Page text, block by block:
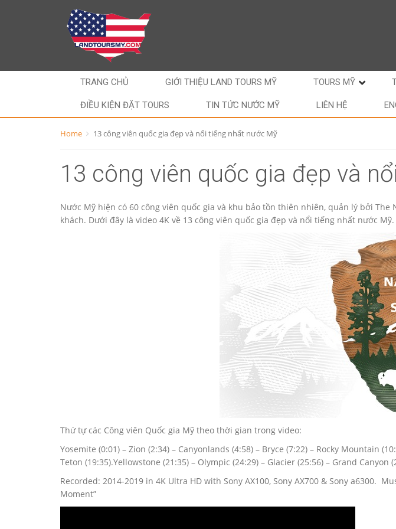
TRANG CHỦ GIỚI THIỆU LAND TOURS MỸ TOURS MỸ
ĐIỀU KIỆN ĐẶT TOURS TIN TỨC NƯỚC MỸ LIÊN HỆ
Home 13 công viên quốc gia đẹp và nổi tiếng nhất nước Mỹ
13 công viên quốc gia đẹp và
Nước Mỹ hiện có 60 công viên quốc gia và khu bảo tồn thiên nhiên, quản lý bởi
khách. Dưới đây là video 4K về 13 công viên quốc gia đẹp và nổi tiếng nhất nước Mỹ.
Thứ tự các Công viên Quốc gia Mỹ theo thời gian trong video:
Yosemite (0:01) – Zion (2:34) – Canyonlands (4:58) – Bryce (7:22) – Rocky Mountain
Teton (19:35).Yellowstone (21:35) – Olympic (24:29) – Glacier (25:56) – Grand Canyon
Recorded: 2014-2019 in 4K Ultra HD with Sony AX100, Sony AX700 & Sony a6300.
Moment”